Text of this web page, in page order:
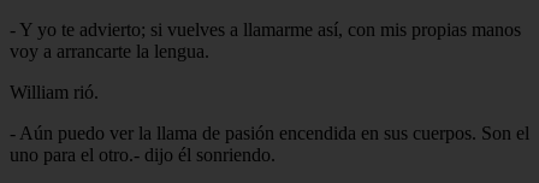
- Y yo te advierto; si vuelves a llamarme así, con mis propias manos
voy a arrancarte la lengua.
William rió.
- Aún puedo ver la llama de pasión encendida en sus cuerpos. Son el
uno para el otro.- dijo él sonriendo.